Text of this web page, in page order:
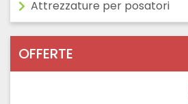
Attrezzature per posatori
OFFERTE